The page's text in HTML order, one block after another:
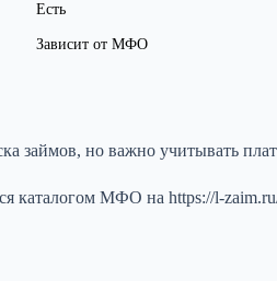
Есть
Зависит от МФО
займов, но важно учитывать
каталогом МФО на https://l-